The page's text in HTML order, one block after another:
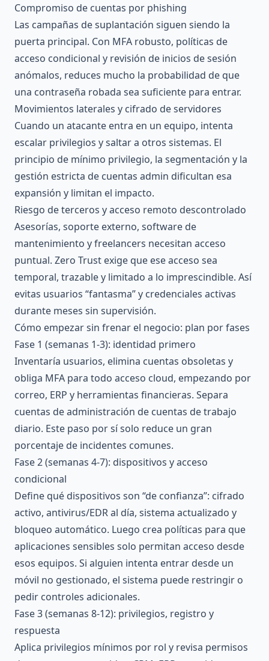
Compromiso de cuentas por phishing
Las campañas de suplantación siguen siendo la
puerta principal. Con MFA robusto, políticas de
acceso condicional y revisión de inicios de sesión
anómalos, reduces mucho la probabilidad de que
una contraseña robada sea suficiente para entrar.
Movimientos laterales y cifrado de servidores
Cuando un atacante entra en un equipo, intenta
escalar privilegios y saltar a otros sistemas. El
principio de mínimo privilegio, la segmentación y la
gestión estricta de cuentas admin dificultan esa
expansión y limitan el impacto.
Riesgo de terceros y acceso remoto descontrolado
Asesorías, soporte externo, software de
mantenimiento y freelancers necesitan acceso
puntual. Zero Trust exige que ese acceso sea
temporal, trazable y limitado a lo imprescindible. Así
evitas usuarios “fantasma” y credenciales activas
durante meses sin supervisión.
Cómo empezar sin frenar el negocio: plan por fases
Fase 1 (semanas 1-3): identidad primero
Inventaría usuarios, elimina cuentas obsoletas y
obliga MFA para todo acceso cloud, empezando por
correo, ERP y herramientas financieras. Separa
cuentas de administración de cuentas de trabajo
diario. Este paso por sí solo reduce un gran
porcentaje de incidentes comunes.
Fase 2 (semanas 4-7): dispositivos y acceso
condicional
Define qué dispositivos son “de confianza”: cifrado
activo, antivirus/EDR al día, sistema actualizado y
bloqueo automático. Luego crea políticas para que
aplicaciones sensibles solo permitan acceso desde
esos equipos. Si alguien intenta entrar desde un
móvil no gestionado, el sistema puede restringir o
pedir controles adicionales.
Fase 3 (semanas 8-12): privilegios, registro y
respuesta
Aplica privilegios mínimos por rol y revisa permisos